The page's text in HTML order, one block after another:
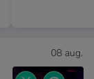
08 aug.